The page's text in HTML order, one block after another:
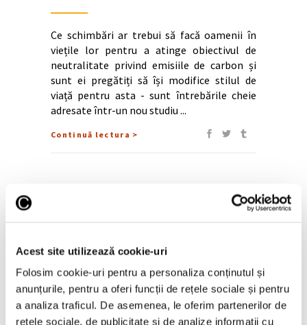
Acest site utilizează cookie-uri
Folosim cookie-uri pentru a personaliza conținutul și
anunțurile, pentru a oferi funcții de rețele sociale și pentru
a analiza traficul. De asemenea, le oferim partenerilor de
rețele sociale, de publicitate și de analize informații cu
Ce schimbări ar trebui să facă oamenii în
viețile lor pentru a atinge obiectivul de
neutralitate privind emisiile de carbon și
sunt ei pregătiți să își modifice stilul de
viață pentru asta - sunt întrebările cheie
adresate într-un nou studiu
Continuă lectura >
la Cluj-Napoca
7 August 2026
Femei în artă – Laura
Knight, pictorița